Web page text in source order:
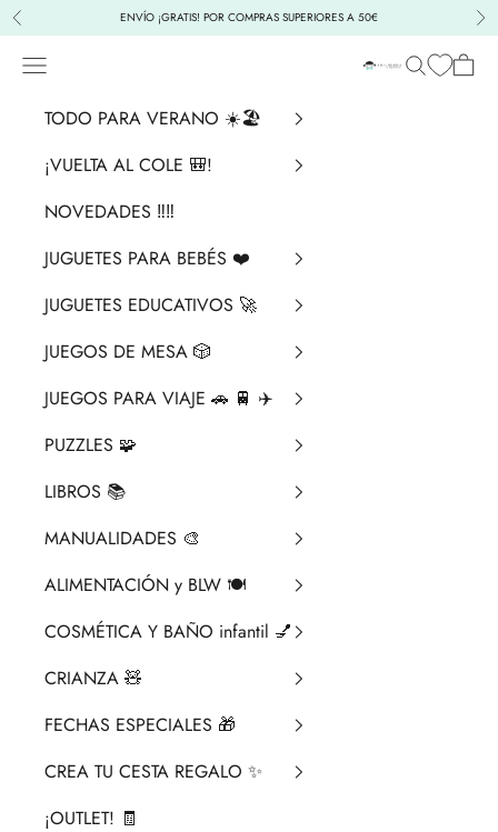
Ir al contenido
Anterior ENVÍO ¡GRATIS! POR COMPRAS SUPERIORES A 50€
La Chata
Menú BuscarCesta
TODO PARA VERANO ☀️🏖️
¡VUELTA AL COLE 🎒!
NOVEDADES ‼️​‼️​
JUGUETES PARA BEBÉS ❤️​
JUGUETES EDUCATIVOS 🚀
JUEGOS DE MESA 🎲
JUEGOS PARA VIAJE 🚗 🚆 ✈️
PUZZLES 🧩
LIBROS 📚​
MANUALIDADES 🎨​
ALIMENTACIÓN y BLW 🍽️
COSMÉTICA Y BAÑO infantil 💅
CRIANZA ​🧸​
FECHAS ESPECIALES 🎁
CREA TU CESTA REGALO ✨
¡OUTLET! 🧾